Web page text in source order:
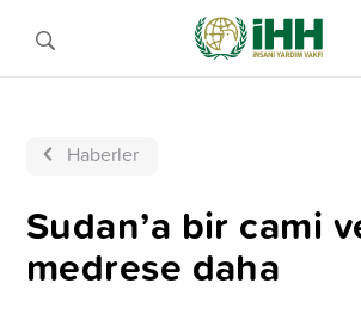
Haberler
Sudan’a bir cami
medrese daha